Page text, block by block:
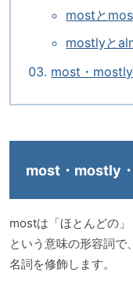
mostと
mostlyと
most・
most・mostly
mostは「ほとんどの」
という意味の形容詞で、
名詞を修飾します。